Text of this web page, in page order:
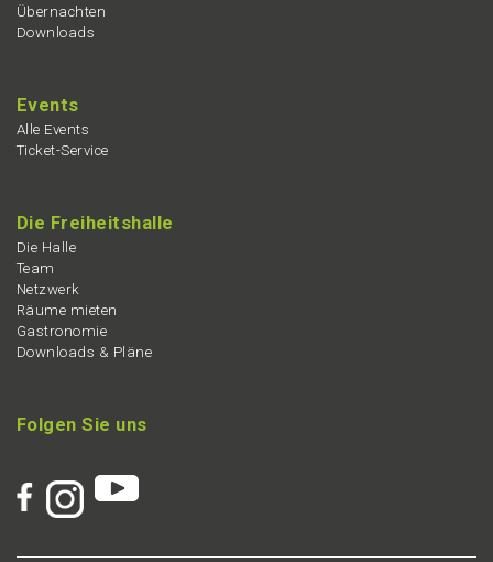
Übernach­ten
Downloads
Events
Alle Events
Ticket-Service
Die Freiheits­hal­le
Die Halle
Team
Netzwerk
Räume mieten
Gastro­no­mie
Downloads & Pläne
Folgen Sie uns